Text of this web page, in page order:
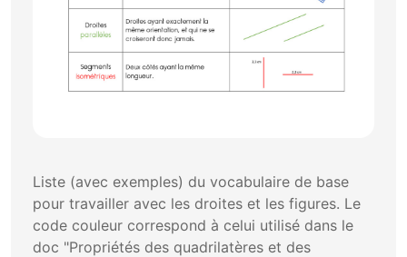
Liste (avec exemples) du vocabulaire de base
pour travailler avec les droites et les figures. Le
code couleur correspond à celui utilisé dans le
doc "Propriétés des quadrilatères et des